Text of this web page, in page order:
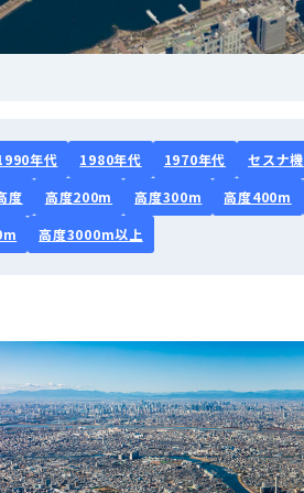
年代 1980年代 1970年代 セスナ機
度
高度200m 高度300m 高度400m
高度3000m以上